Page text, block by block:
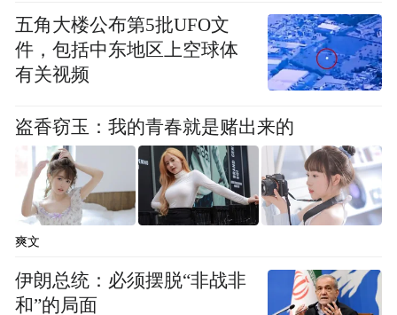
下，国家政策层面对社会力量参与公益慈善
事业的支持，以及社会需求的持续增长，为
宗教慈善与社会服务领域的发展提供了良好
已达8000亿元，行业规模同比增长19.8%；
慈善领域不仅有《中华人民共和国慈善法》
等一系列政策法规保驾护航，市场规模也在
持续扩大。本专业立足佛教慈悲精神，培养
能够在佛教道场、宗教慈善组织及相关公益
领域发挥专业作用的复合型人才。
五角大楼公布第5批UFO文
件，包括中东地区上空球体
有关视频
盗香窃玉：我的青春就是赌出来的
爽文
伊朗总统：必须摆脱“非战非
和”的局面